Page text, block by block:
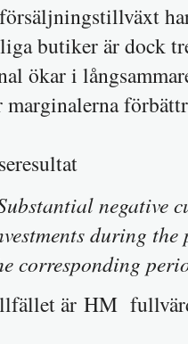
butiker är dock
ökar i
-
negative
during
corresponding
är HM